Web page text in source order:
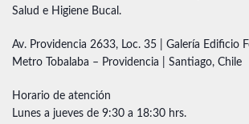
Salud e Higiene Bucal.
Av. Providencia 2633, Loc. 35 | Galería Edificio
Metro Tobalaba – Providencia | Santiago, Chile
Horario de atención
Lunes a jueves de 9:30 a 18:30 hrs.